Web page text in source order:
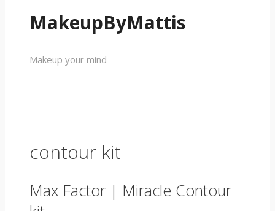
MakeupByMattis
Makeup your mind
contour kit
Max Factor | Miracle Contour